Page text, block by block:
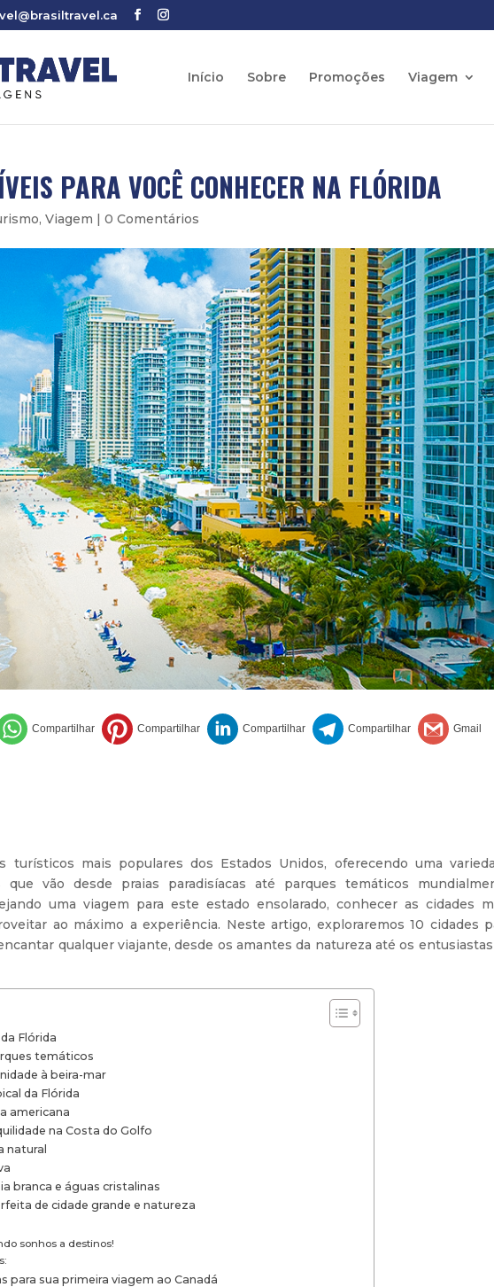
Início Sobre Promoções Viagem
PARA VOCÊ CONHECER NA FLÓRIDA
,Viagem |0 Comentários
mais populares dos Estados Unidos, oferecendo uma
que vão desde praias paradisíacas até parques temáticos
uma viagem para este estado ensolarado, conhecer as cidades
ao máximo a experiência. Neste artigo, exploraremos 10 cidades
qualquer viajante, desde os amantes da natureza até os entusiastas
Flórida
temáticos
à beira-mar
da Flórida
americana
na Costa do Golfo
natural
branca e águas cristalinas
de cidade grande e natureza
sonhos a destinos!
para sua primeira viagem ao Canadá